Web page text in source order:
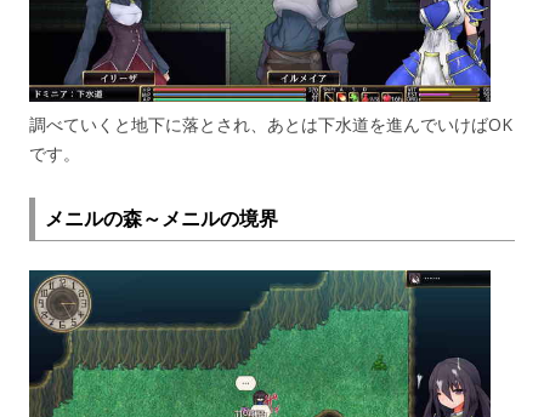
調べていくと地下に落とされ、あとは下水道を進んでいけばOK
です。
メニルの森～メニルの境界